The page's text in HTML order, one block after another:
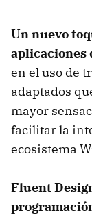
Un nuevo
aplicaciones
en el uso de
adaptados
mayor
facilitar la
ecosistema
Fluent